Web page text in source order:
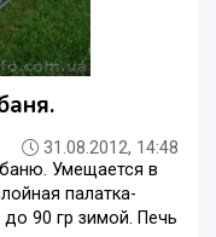
31.08.2012, 14:48
Умещается в
палатка-
90 гр зимой. Печь